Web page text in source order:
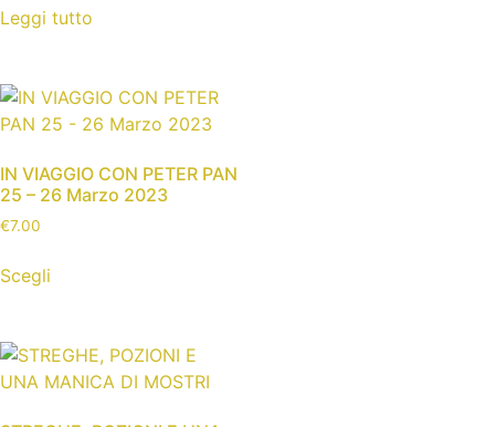
Leggi tutto
IN VIAGGIO CON PETER PAN
25 – 26 Marzo 2023
€7.00
Scegli